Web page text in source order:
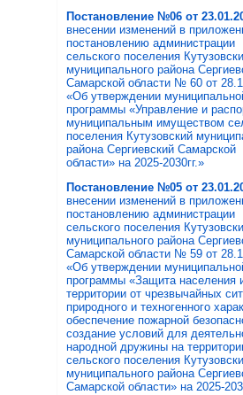
Постановление №06 от
внесении изменений в
постановлению администрации
сельского поселения
муниципального района
Самарской области № 60 от
«Об утверждении
программы «Управление и
муниципальным имуществом
поселения Кутузовский
района Сергиевский Самарской
области» на 2025-2030гг.»
Постановление №05 от
внесении изменений в
постановлению администрации
сельского поселения
муниципального района
Самарской области № 59 от
«Об утверждении
программы «Защита населения
территории от чрезвычайных
природного и техногенного
обеспечение пожарной
создание условий для
народной дружины на
сельского поселения
муниципального района
Самарской области» на 2025-